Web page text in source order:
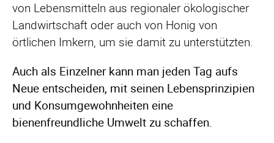
von Lebensmitteln aus regionaler ökologischer
Landwirtschaft oder auch von Honig von
örtlichen Imkern, um sie damit zu unterstützten.
Auch als Einzelner kann man jeden Tag aufs
Neue entscheiden, mit seinen Lebensprinzipien
und Konsumgewohnheiten eine
bienenfreundliche Umwelt zu schaffen.